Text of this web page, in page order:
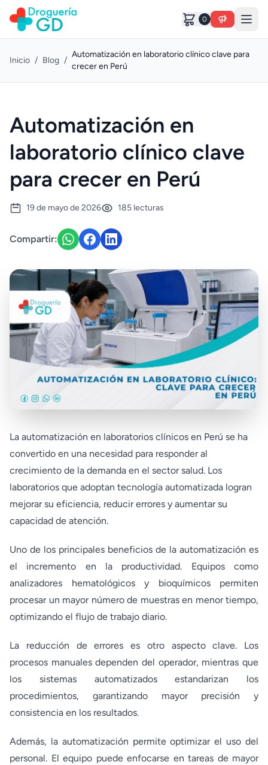
0
Inicio / Blog /
Automatización en laboratorio clínico clave para
crecer en Perú
Automatización en
laboratorio clínico clave
para crecer en Perú
19 de mayo de 2026 185 lecturas
Compartir:
La automatización en laboratorios clínicos en Perú se ha
convertido en una necesidad para responder al
crecimiento de la demanda en el sector salud. Los
laboratorios que adoptan tecnología automatizada logran
mejorar su eficiencia, reducir errores y aumentar su
capacidad de atención.
Uno de los principales beneficios de la automatización es
el incremento en la productividad. Equipos como
analizadores hematológicos y bioquímicos permiten
procesar un mayor número de muestras en menor tiempo,
optimizando el flujo de trabajo diario.
La reducción de errores es otro aspecto clave. Los
procesos manuales dependen del operador, mientras que
los sistemas automatizados estandarizan los
procedimientos, garantizando mayor precisión y
consistencia en los resultados.
Además, la automatización permite optimizar el uso del
personal. El equipo puede enfocarse en tareas de mayor